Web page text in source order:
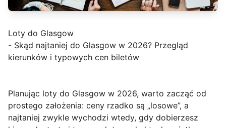
Loty do Glasgow
- Skąd najtaniej do Glasgow w 2026? Przegląd
kierunków i typowych cen biletów
Planując loty do Glasgow w 2026, warto zacząć od
prostego założenia: ceny rzadko są „losowe”, a
najtaniej zwykle wychodzi wtedy, gdy dobierzesz